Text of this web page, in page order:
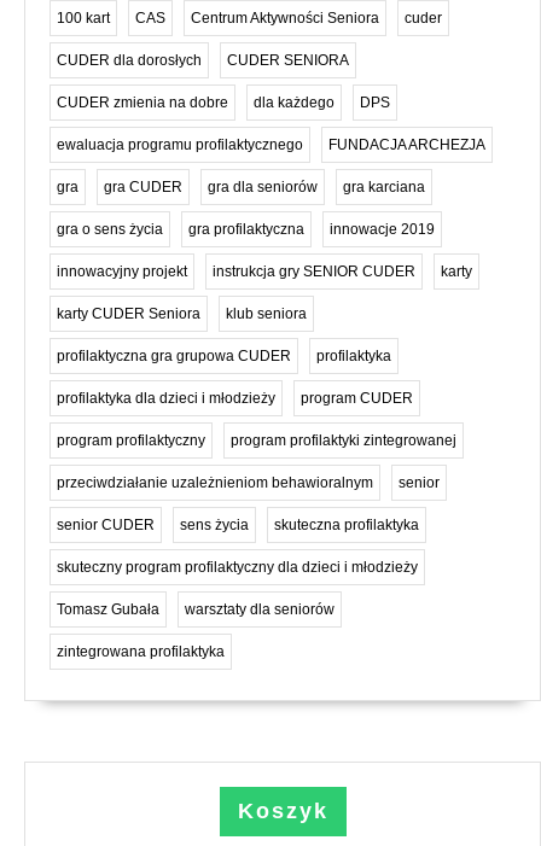
100 kart CAS Centrum Aktywności Seniora cuder
CUDER dla dorosłych CUDER SENIORA
CUDER zmienia na dobre dla każdego DPS
ewaluacja programu profilaktycznego FUNDACJA ARCHEZJA
gra gra CUDER gra dla seniorów gra karciana
gra o sens życia gra profilaktyczna innowacje 2019
innowacyjny projekt instrukcja gry SENIOR CUDER karty
karty CUDER Seniora klub seniora
profilaktyczna gra grupowa CUDER profilaktyka
profilaktyka dla dzieci i młodzieży program CUDER
program profilaktyczny program profilaktyki zintegrowanej
przeciwdziałanie uzależnieniom behawioralnym senior
senior CUDER sens życia skuteczna profilaktyka
skuteczny program profilaktyczny dla dzieci i młodzieży
Tomasz Gubała warsztaty dla seniorów
zintegrowana profilaktyka
Koszyk